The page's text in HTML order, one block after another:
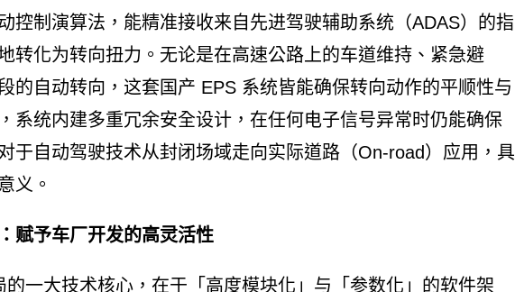
控制演算法，能精准接收来自先进驾驶辅助系统（ADAS）的指
转化为转向扭力。无论是在高速公路上的车道维持、紧急避
的自动转向，这套国产 EPS 系统皆能确保转向动作的平顺性与
系统内建多重冗余安全设计，在任何电子信号异常时仍能确保
于自动驾驶技术从封闭场域走向实际道路（On-road）应用，具
义。
赋予车厂开发的高灵活性
的一大技术核心，在于「高度模块化」与「参数化」的软件架